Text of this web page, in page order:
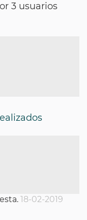
3 usuarios
18-02-2019